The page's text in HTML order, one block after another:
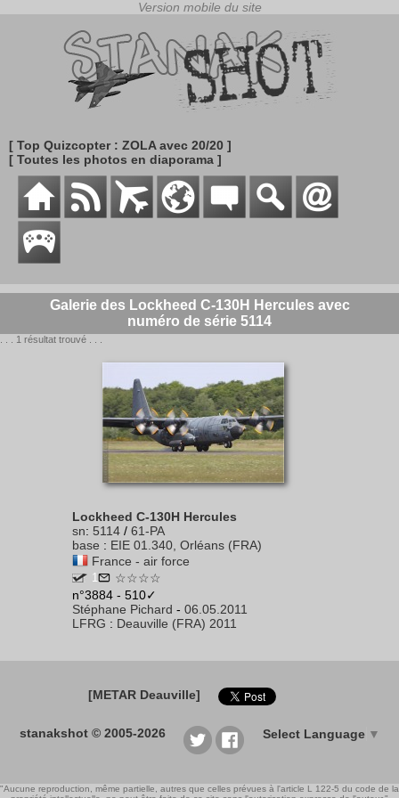
[ Top Quizcopter : ZOLA avec 20/20 ]
[ Toutes les photos en diaporama ]
Galerie des Lockheed C-130H Hercules avec
numéro de série 5114
. . . 1 résultat trouvé . . .
Lockheed C-130H Hercules
sn: 5114 / 61-PA
base : EIE 01.340, Orléans (FRA)
France - air force
1
☆☆☆☆
n°3884 - 510✓
Stéphane Pichard - 06.05.2011
LFRG : Deauville (FRA) 2011
[METAR Deauville]
stanakshot © 2005-2026 Select Language ▼
"Aucune reproduction, même partielle, autres que celles prévues à l'article L 122-5 du code de la